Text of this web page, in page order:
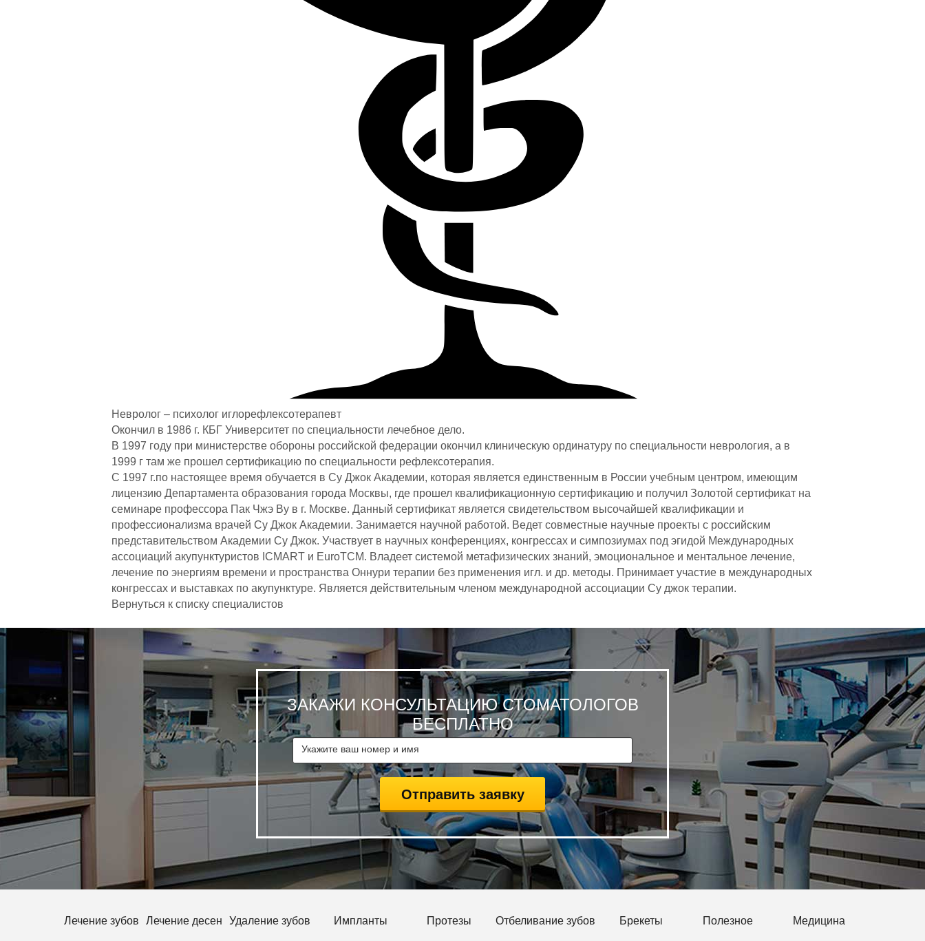
Невролог – психолог иглорефлексотерапевт
Окончил в 1986 г. КБГ Университет по специальности лечебное дело.
В 1997 году при министерстве обороны российской федерации окончил клиническую ординатуру по специальности неврология, а в
1999 г там же прошел сертификацию по специальности рефлексотерапия.
С 1997 г.по настоящее время обучается в Су Джок Академии, которая является единственным в России учебным центром, имеющим
лицензию Департамента образования города Москвы, где прошел квалификационную сертификацию и получил Золотой сертификат на
семинаре профессора Пак Чжэ Ву в г. Москве. Данный сертификат является свидетельством высочайшей квалификации и
профессионализма врачей Су Джок Академии. Занимается научной работой. Ведет совместные научные проекты с российским
представительством Академии Су Джок. Участвует в научных конференциях, конгрессах и симпозиумах под эгидой Международных
ассоциаций акупунктуристов ICMART и EuroTCM. Владеет системой метафизических знаний, эмоциональное и ментальное лечение,
лечение по энергиям времени и пространства Оннури терапии без применения игл. и др. методы. Принимает участие в международных
конгрессах и выставках по акупунктуре. Является действительным членом международной ассоциации Су джок терапии.
Вернуться к списку специалистов
ЗАКАЖИ КОНСУЛЬТАЦИЮ СТОМАТОЛОГОВ
БЕСПЛАТНО
Лечение зубов Лечение десен Удаление зубов Импланты Протезы Отбеливание зубов Брекеты Полезное Медицина